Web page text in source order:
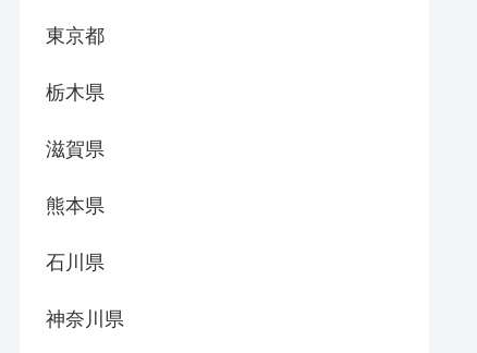
東京都
栃木県
滋賀県
熊本県
石川県
神奈川県